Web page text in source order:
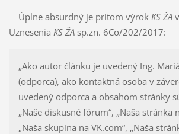
Úplne absurdný je pritom výrok KS ŽA
Uznesenia KS ŽAsp.zn. 6Co/202/2017:
„Ako autor článku je uvedený Ing.
(odporca), ako kontaktná osoba v
uvedený odporca a obsahom stránky
„Naše diskusné fó­rum“, „Naša strán­ka
„Naša skupina na VK.com“, „Naša